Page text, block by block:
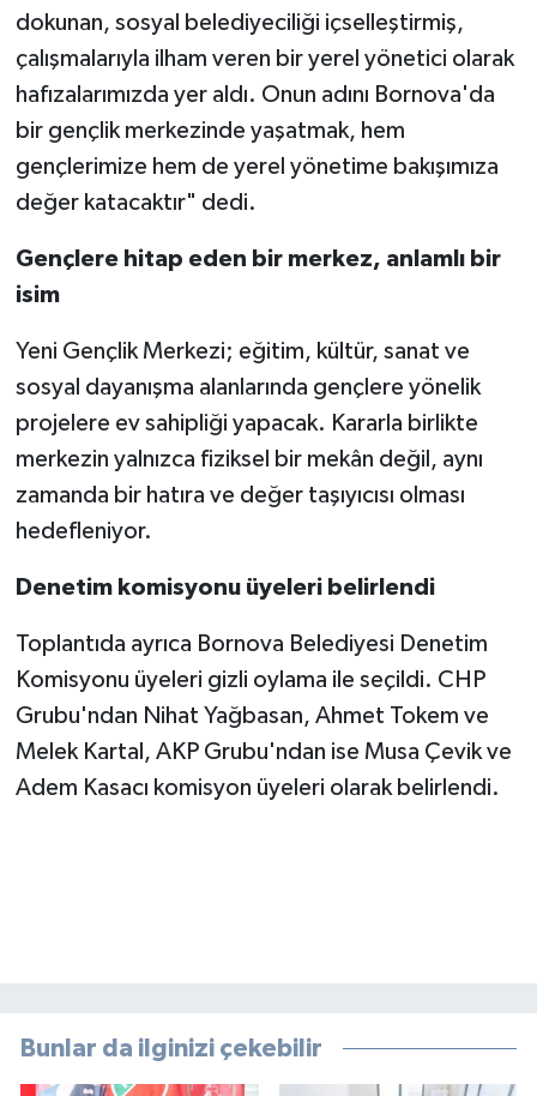
dokunan, sosyal belediyeciliği içselleştirmiş,
çalışmalarıyla ilham veren bir yerel yönetici olarak
hafızalarımızda yer aldı. Onun adını Bornova'da
bir gençlik merkezinde yaşatmak, hem
gençlerimize hem de yerel yönetime bakışımıza
değer katacaktır" dedi.
Gençlere hitap eden bir merkez, anlamlı bir
isim
Yeni Gençlik Merkezi; eğitim, kültür, sanat ve
sosyal dayanışma alanlarında gençlere yönelik
projelere ev sahipliği yapacak. Kararla birlikte
merkezin yalnızca fiziksel bir mekân değil, aynı
zamanda bir hatıra ve değer taşıyıcısı olması
hedefleniyor.
Denetim komisyonu üyeleri belirlendi
Toplantıda ayrıca Bornova Belediyesi Denetim
Komisyonu üyeleri gizli oylama ile seçildi. CHP
Grubu'ndan Nihat Yağbasan, Ahmet Tokem ve
Melek Kartal, AKP Grubu'ndan ise Musa Çevik ve
Adem Kasacı komisyon üyeleri olarak belirlendi.
Bunlar da ilginizi çekebilir